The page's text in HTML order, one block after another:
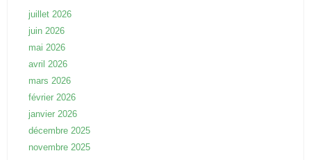
juillet 2026
juin 2026
mai 2026
avril 2026
mars 2026
février 2026
janvier 2026
décembre 2025
novembre 2025